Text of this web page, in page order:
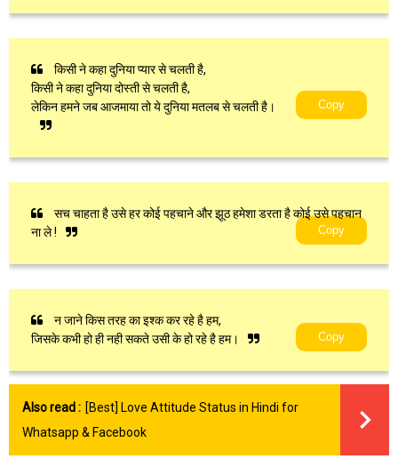
किसी ने कहा दुनिया प्यार से चलती है,
किसी ने कहा दुनिया दोस्ती से चलती है,
लेकिन हमने जब आजमाया तो ये दुनिया मतलब से चलती है।
Copy
सच चाहता है उसे हर कोई पहचाने और झूठ हमेशा डरता है कोई उसे पहचान
ना ले !
Copy
न जाने किस तरह का इश्क कर रहे है हम,
जिसके कभी हो ही नही सकते उसी के हो रहे है हम।
Copy
Also read : [Best] Love Attitude Status in Hindi for
Whatsapp & Facebook